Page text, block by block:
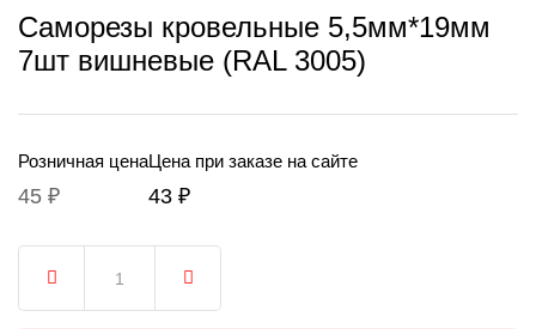
Саморезы кровельные 5,5мм*19мм
7шт вишневые (RAL 3005)
Розничная цена
45 ₽
Цена при заказе на сайте
43 ₽